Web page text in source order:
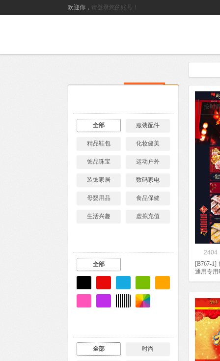
欢迎你， 请登录您的账号！
搜索
按时
全部 服装配件
精品鞋包 化妆健美
饰品珠宝 运动户外
装饰家居 数码家电
母婴用品 食品保健
生活兴趣 虚拟充值
全部
全部 时尚
2404
[B767-1]
通用专用